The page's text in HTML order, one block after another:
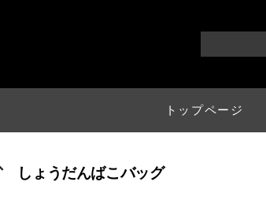
トップページ
しょうだんばこバッグ